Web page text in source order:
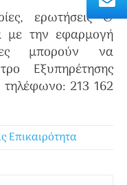
ερωτήσεις &
με την εφαρμογή
μπορούν να
Εξυπηρέτησης
213 162
Επικαιρότητα